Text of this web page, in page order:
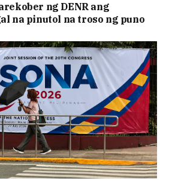
ng DENR ang
na pinutol na troso ng puno